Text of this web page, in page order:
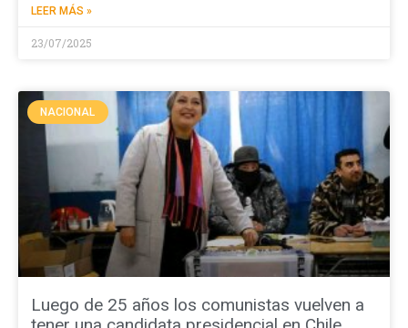
LEER MÁS »
23/07/2025
NACIONAL
Luego de 25 años los comunistas vuelven a